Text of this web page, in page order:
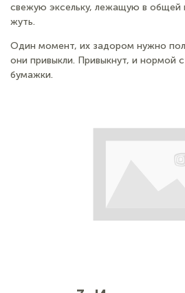
свежую эксельку, лежащую в общей
жуть.
Один момент, их задором нужно
они привыкли. Привыкнут, и нормой
бумажки.